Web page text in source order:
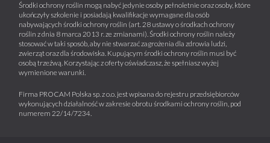
Środki ochrony roślin mogą nabyć jedynie osoby pełnoletnie oraz osoby, które
ukończyły szkolenie i posiadają kwalifikacje wymagane dla osób
nabywających środki ochrony roślin (art. 28 ustawy o środkach ochrony
roślin z dnia 8 marca 2013 r. ze zmianami). Środki ochrony roślin należy
stosować w taki sposób, aby nie stwarzać zagrożenia dla zdrowia ludzi,
zwierząt oraz dla środowiska. Kupującym środki ochrony roślin musi być
osobą trzeźwą. Korzystając z oferty oświadczasz, że spełniasz wyżej
wymienione warunki.
Firma PROCAM Polska sp. z o.o. jest wpisana do rejestru przedsiębiorców
wykonujących działalność w zakresie obrotu środkami ochrony roślin, pod
numerem 22/14/7234.